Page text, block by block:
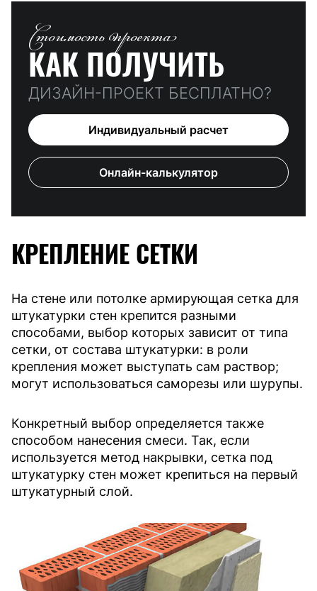
Стоимость проекта
КАК ПОЛУЧИТЬ
ДИЗАЙН-ПРОЕКТ БЕСПЛАТНО?
Индивидуальный расчет
Онлайн-калькулятор
КРЕПЛЕНИЕ СЕТКИ
На стене или потолке армирующая сетка для
штукатурки стен крепится разными
способами, выбор которых зависит от типа
сетки, от состава штукатурки: в роли
крепления может выступать сам раствор;
могут использоваться саморезы или шурупы.
Конкретный выбор определяется также
способом нанесения смеси. Так, если
используется метод накрывки, сетка под
штукатурку стен может крепиться на первый
штукатурный слой.